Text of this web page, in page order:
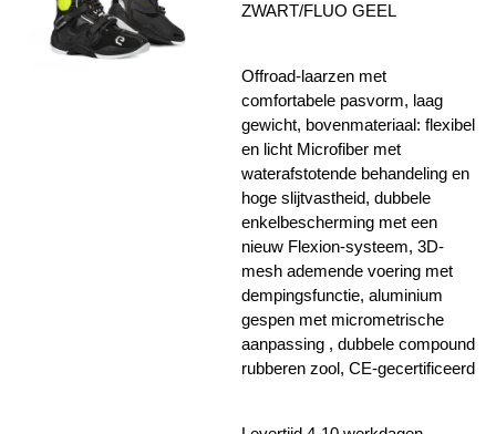
ZWART/FLUO GEEL
Offroad-laarzen met
comfortabele pasvorm, laag
gewicht, bovenmateriaal: flexibel
en licht Microfiber met
waterafstotende behandeling en
hoge slijtvastheid, dubbele
enkelbescherming met een
nieuw Flexion-systeem, 3D-
mesh ademende voering met
dempingsfunctie, aluminium
gespen met micrometrische
aanpassing , dubbele compound
rubberen zool, CE-gecertificeerd